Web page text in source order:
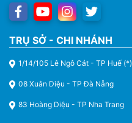
TRỤ SỞ - CHI NHÁNH
1/14/105 Lê Ngô Cát - TP Huế (*)
08 Xuân Diệu - TP Đà Nẵng
83 Hoàng Diệu - TP Nha Trang